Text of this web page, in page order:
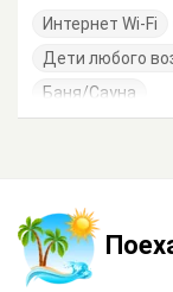
Интернет Wi-Fi
Дети любого
Баня/Сауна